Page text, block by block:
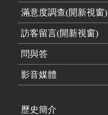
滿意度調查(開新視窗)
訪客留言(開新視窗)
問與答
影音媒體
歷史簡介